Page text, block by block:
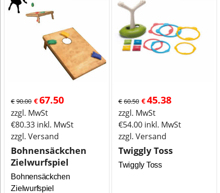
€90.00 €67.50
zzgl. MwSt
€80.33 inkl. MwSt
zzgl. Versand
Bohnensäckchen
Zielwurfspiel
Bohnensäckchen
Zielwurfspiel
€60.50 €45.38
zzgl. MwSt
€54.00 inkl. MwSt
zzgl. Versand
Twiggly Toss
Twiggly Toss